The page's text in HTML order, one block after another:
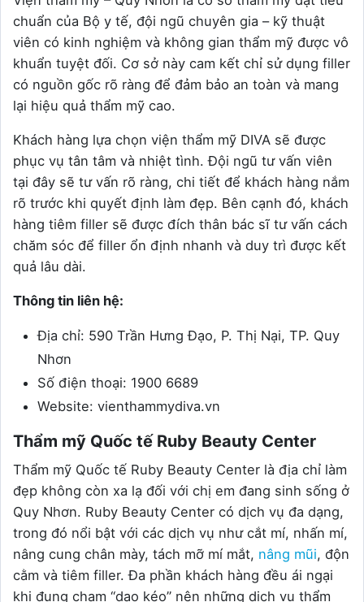
chuẩn của Bộ y tế, đội ngũ chuyên gia – kỹ thuật
viên có kinh nghiệm và không gian thẩm mỹ được vô
khuẩn tuyệt đối. Cơ sở này cam kết chỉ sử dụng filler
có nguồn gốc rõ ràng để đảm bảo an toàn và mang
lại hiệu quả thẩm mỹ cao.
Khách hàng lựa chọn viện thẩm mỹ DIVA sẽ được
phục vụ tân tâm và nhiệt tình. Đội ngũ tư vấn viên
tại đây sẽ tư vấn rõ ràng, chi tiết để khách hàng nắm
rõ trước khi quyết định làm đẹp. Bên cạnh đó, khách
hàng tiêm filler sẽ được đích thân bác sĩ tư vấn cách
chăm sóc để filler ổn định nhanh và duy trì được kết
quả lâu dài.
Thông tin liên hệ:
Địa chỉ: 590 Trần Hưng Đạo, P. Thị Nại, TP. Quy
Nhơn
Số điện thoại: 1900 6689
Website: vienthammydiva.vn
Thẩm mỹ Quốc tế Ruby Beauty Center
Thẩm mỹ Quốc tế Ruby Beauty Center là địa chỉ làm
đẹp không còn xa lạ đối với chị em đang sinh sống ở
Quy Nhơn. Ruby Beauty Center có dịch vụ đa dạng,
trong đó nổi bật với các dịch vụ như cắt mí, nhấn mí,
nâng cung chân mày, tách mỡ mí mắt, nâng mũi, độn
cằm và tiêm filler. Đa phần khách hàng đều ái ngại
khi đụng chạm “dao kéo” nên những dịch vụ thẩm